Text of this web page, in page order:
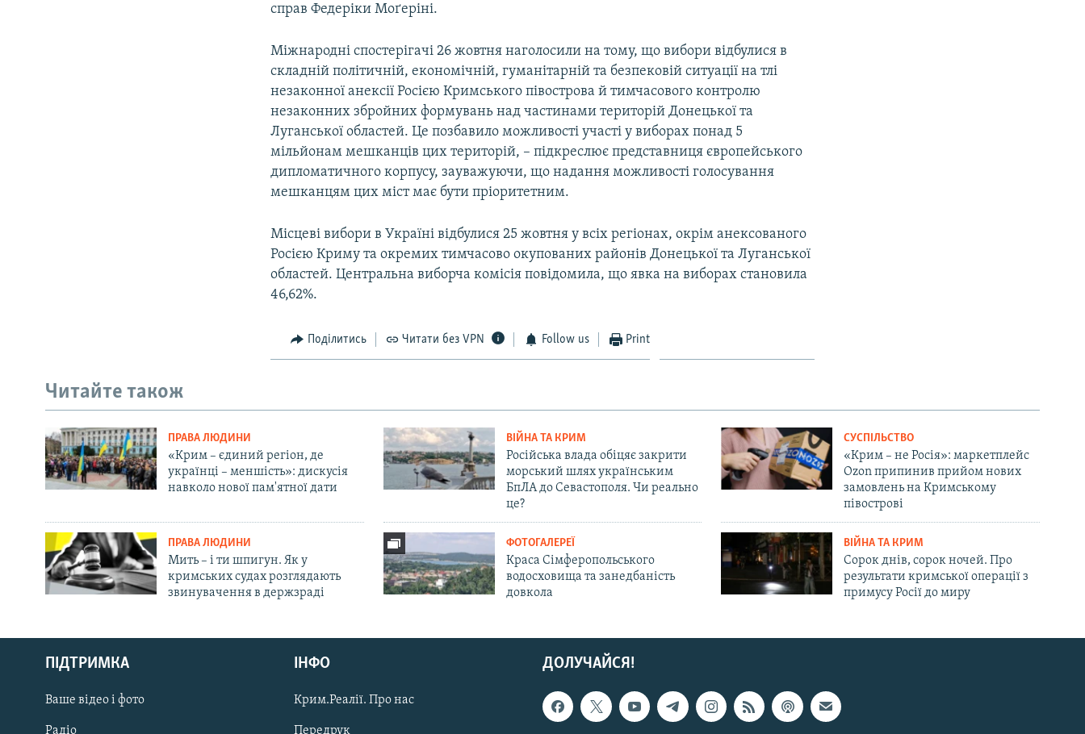
Русский
Qırımtatar
ДОЛУЧАЙСЯ!
справ Федеріки Моґеріні.
Міжнародні спостерігачі 26 жовтня наголосили на тому, що вибори відбулися в
складній політичній, економічній, гуманітарній та безпековій ситуації на тлі
незаконної анексії Росією Кримського півострова й тимчасового контролю
незаконних збройних формувань над частинами територій Донецької та
Луганської областей. Це позбавило можливості участі у виборах понад 5
мільйонам мешканців цих територій, – підкреслює представниця європейського
дипломатичного корпусу, зауважуючи, що надання можливості голосування
мешканцям цих міст має бути пріоритетним.
Місцеві вибори в Україні відбулися 25 жовтня у всіх регіонах, окрім анексованого
Росією Криму та окремих тимчасово окупованих районів Донецької та Луганської
областей. Центральна виборча комісія повідомила, що явка на виборах становила
46,62%.
Поділитись Читати без VPN Follow us Print
Читайте також
ПРАВА ЛЮДИНИ
«Крим – єдиний регіон, де
українці – меншість»: дискусія
навколо нової пам'ятної дати
ВІЙНА ТА КРИМ
Російська влада обіцяє закрити
морський шлях українським
БпЛА до Севастополя. Чи реально
це?
СУСПІЛЬСТВО
«Крим – не Росія»: маркетплейс
Ozon припинив прийом нових
замовлень на Кримському
півострові
ПРАВА ЛЮДИНИ
Мить – і ти шпигун. Як у
кримських судах розглядають
звинувачення в держзраді
ФОТОГАЛЕРЕЇ
Краса Сімферопольського
водосховища та занедбаність
довкола
ВІЙНА ТА КРИМ
Сорок днів, сорок ночей. Про
результати кримської операції з
примусу Росії до миру
ДОЛУЧАЙСЯ!
ПІДТРИМКА
Ваше відео і фото
Радіо
ІНФО
Крим.Реалії. Про нас
Передрук